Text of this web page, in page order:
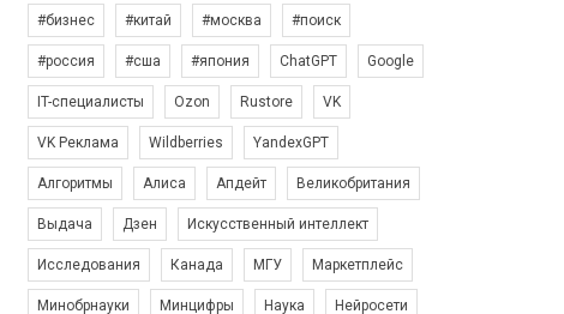
#бизнес #китай #москва #поиск
#россия #сша #япония ChatGPT Google
IT-специалисты Ozon Rustore VK
VK Реклама Wildberries YandexGPT
Алгоритмы Алиса Апдейт Великобритания
Выдача Дзен Искусственный интеллект
Исследования Канада МГУ Маркетплейс
Минобрнауки Минцифры Наука Нейросети